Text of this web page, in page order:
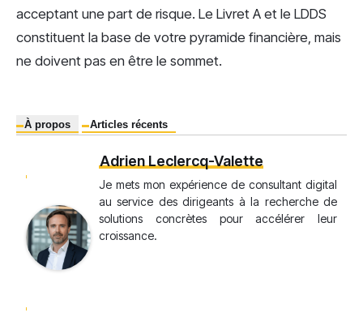
acceptant une part de risque. Le Livret A et le LDDS
constituent la base de votre pyramide financière, mais
ne doivent pas en être le sommet.
À propos Articles récents
Adrien Leclercq-Valette
Je mets mon expérience de consultant digital
au service des dirigeants à la recherche de
solutions concrètes pour accélérer leur
croissance.